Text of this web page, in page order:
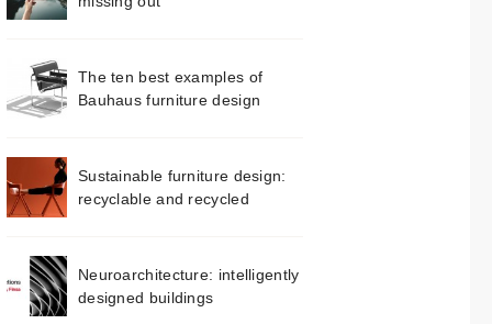
The ten best examples of
Bauhaus furniture design
Sustainable furniture design:
recyclable and recycled
Neuroarchitecture: intelligently
designed buildings